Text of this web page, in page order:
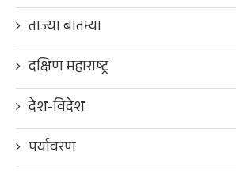
ताज्या बातम्या
दक्षिण महाराष्ट्र
देश-विदेश
पर्यावरण